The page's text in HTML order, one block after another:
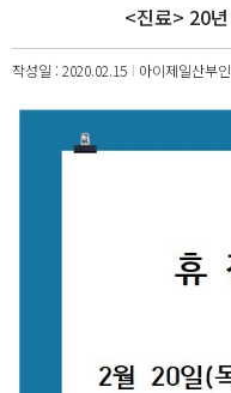
<진료> 20
작성일 : 2020.02.15 아이제일산부